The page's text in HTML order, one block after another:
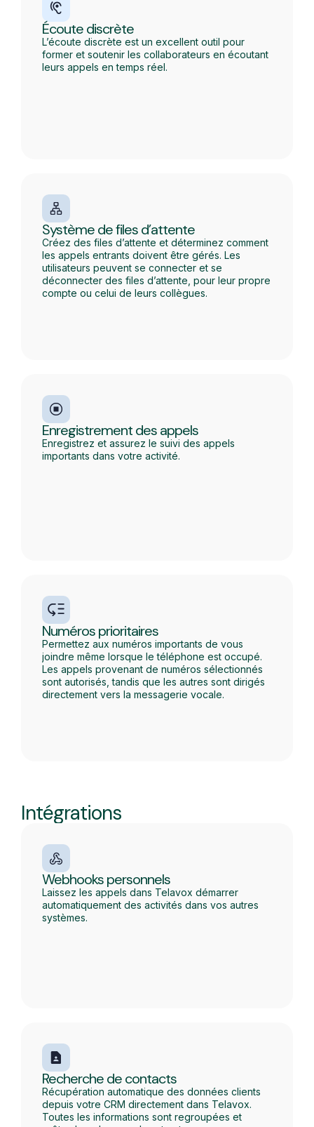
Écoute discrète
L’écoute discrète est un excellent outil pour
former et soutenir les collaborateurs en écoutant
leurs appels en temps réel.
Système de files d’attente
Créez des files d’attente et déterminez comment
les appels entrants doivent être gérés. Les
utilisateurs peuvent se connecter et se
déconnecter des files d’attente, pour leur propre
compte ou celui de leurs collègues.
Enregistrement des appels
Enregistrez et assurez le suivi des appels
importants dans votre activité.
Numéros prioritaires
Permettez aux numéros importants de vous
joindre même lorsque le téléphone est occupé.
Les appels provenant de numéros sélectionnés
sont autorisés, tandis que les autres sont dirigés
directement vers la messagerie vocale.
Intégrations
Webhooks personnels
Laissez les appels dans Telavox démarrer
automatiquement des activités dans vos autres
systèmes.
Recherche de contacts
Récupération automatique des données clients
depuis votre CRM directement dans Telavox.
Toutes les informations sont regroupées et